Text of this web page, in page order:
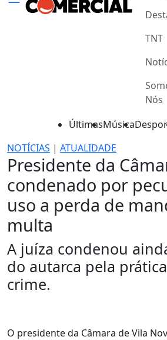
TNT
Nós
ÚltimasMúsica
NOTÍCIAS | ATUALIDADE
Presidente da
condenado por
uso a perda de
multa
A juíza condenou
do autarca pela
crime.
O presidente da Câmara de Vila